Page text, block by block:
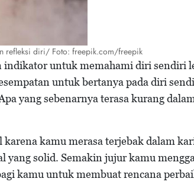
refleksi diri/ Foto: freepik.com/freepik
indikator untuk memahami diri sendiri
untuk bertanya pada diri
yang sebenarnya terasa kurang
kamu merasa terjebak dalam
yang solid. Semakin jujur kamu
kamu untuk membuat rencana